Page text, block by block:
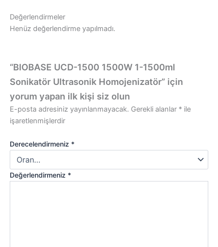
Değerlendirmeler
Henüz değerlendirme yapılmadı.
“BIOBASE UCD-1500 1500W 1-1500ml
Sonikatör Ultrasonik Homojenizatör” için
yorum yapan ilk kişi siz olun
E-posta adresiniz yayınlanmayacak. Gerekli alanlar * ile
işaretlenmişlerdir
Derecelendirmeniz *
Değerlendirmeniz *